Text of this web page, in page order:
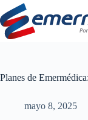
Saltar
al
contenido
Planes de
mayo 8, 2025